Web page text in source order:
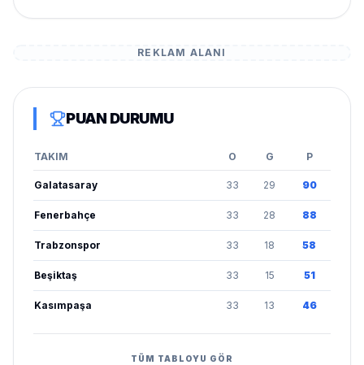
REKLAM ALANI
PUAN DURUMU
TAKIM O G P
Galatasaray 33 29 90
Fenerbahçe 33 28 88
Trabzonspor 33 18 58
Beşiktaş 33 15 51
Kasımpaşa 33 13 46
TÜM TABLOYU GÖR